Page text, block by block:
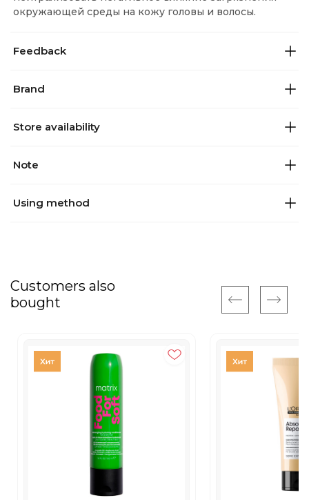
окружающей среды на кожу головы и волосы.
Feedback
Brand
Store availability
Note
Using method
Customers also
bought